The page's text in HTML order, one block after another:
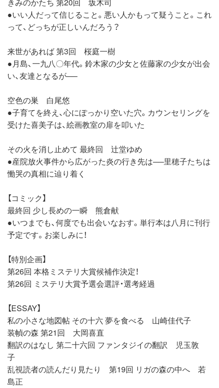
●いい人だって信じること。悪い人かもって疑うこと。これ
って、どっちが正しいんだろう？
来世があれば 第3回 桜庭一樹
●月島、一九八〇年代。鈴木家の少女と佐藤家の少女が出会
い、友達となるが──
空色の巣 白尾悠
●子育てを終え、心にぽっかり空いた穴。カウンセリングを
受けた喜美子は、絵画教室の扉を叩いた
その火を消し止めて 最終回 辻堂ゆめ
●産院放火事件から広がった炎の行き先は──里穂子たちは
慟哭の真相に辿り着く
【コミック】
最終回 少し長めの一瞬 熊倉献
●いつまでも、何度でも出会いなおす。単行本は八月に刊行
予定です。お楽しみに！
【特別企画】
第26回 本格ミステリ大賞候補作決定！
第26回 ミステリ大賞予選会選評・選考経過
【ESSAY】
私の小さな地図帖 その十六 夢を食べる 山崎佳代子
装幀の森 第21回 大岡喜直
翻訳のはなし 第二十六回 ファンタジイの翻訳 児玉敦
子
乱視読者の読んだり見たり 第19回 リガの森の中へ 若
島正